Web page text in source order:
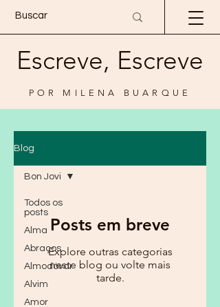
Escreve, Escreve
POR MILENA BUARQUE
Blog
Todos os
posts
Alma
Abraços
Almodóvar
Alvim
Amor
Bon Jovi
Posts em breve
Explore outras categorias
neste blog ou volte mais
tarde.